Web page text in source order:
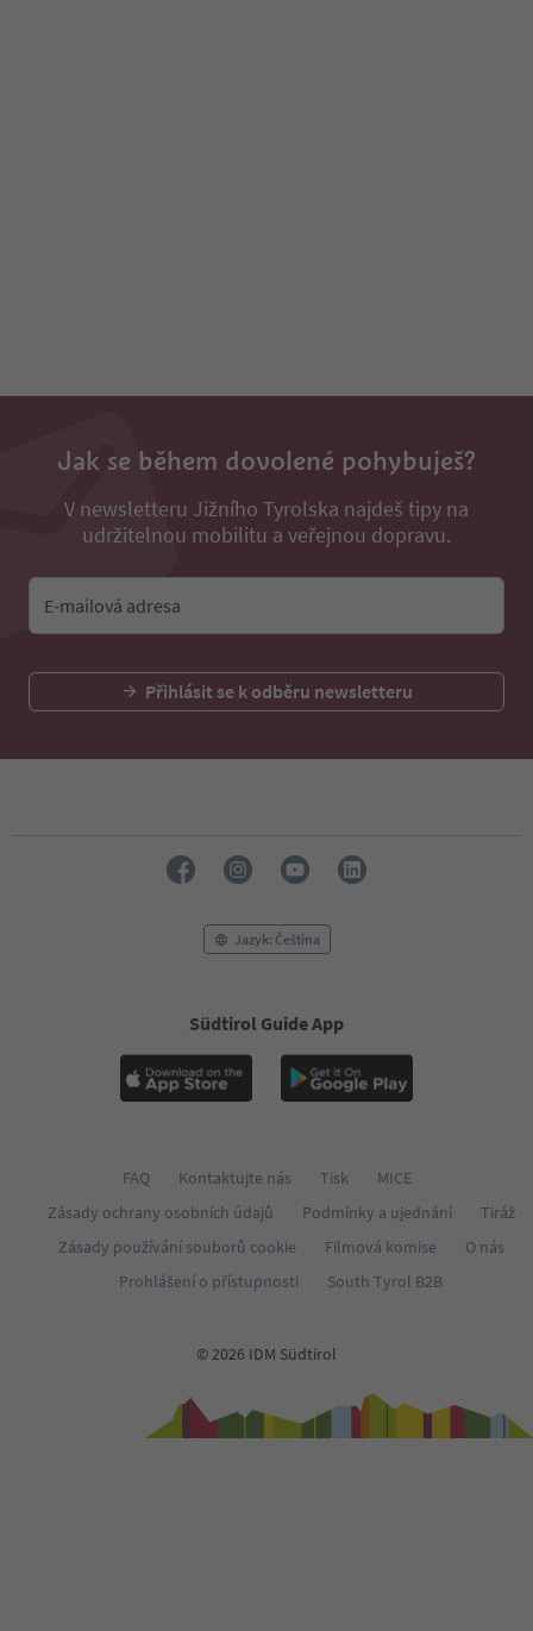
Jak se během dovolené pohybuješ?
V newsletteru Jižního Tyrolska najdeš tipy na
udržitelnou mobilitu a veřejnou dopravu.
E-mailová adresa
Přihlásit se k odběru newsletteru
Jazyk: Čeština
Südtirol Guide App
FAQ Kontaktujte nás Tisk
MICE
Zásady ochrany osobních údajů
Podmínky a ujednání
Tiráž
Zásady používání souborů cookie
Filmová komise
O nás
Prohlášení o přístupnosti
South Tyrol B2B
© 2026 IDM Südtirol